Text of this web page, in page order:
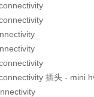
插头 - mini